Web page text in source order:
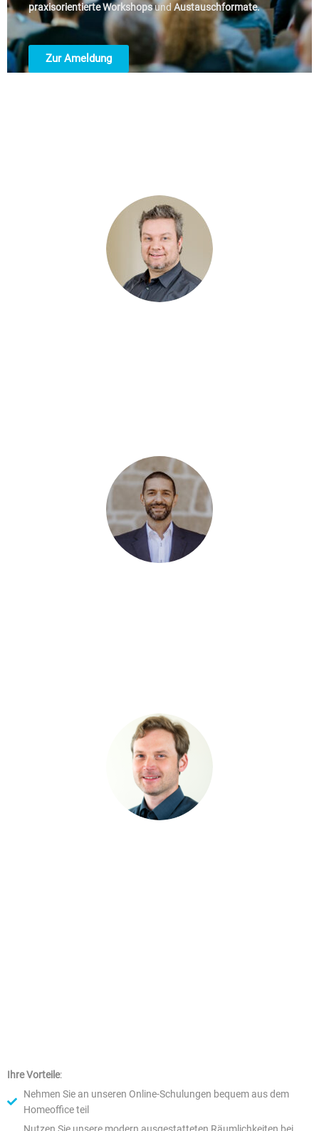
praxisorientierte WorkshopsundAustauschformate.
Zur Ameldung
Ihre Vorteile:
Nehmen Sie an unseren Online-Schulungen bequem aus dem
Homeoffice teil
Nutzen Sie unsere modern ausgestatteten Räumlichkeiten bei